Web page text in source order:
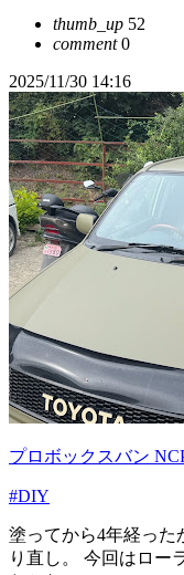
thumb_up 52
comment0
2025/11/30 14:16
プロボックスバン
#DIY
塗ってから4年経った
り直し。 今回はロー